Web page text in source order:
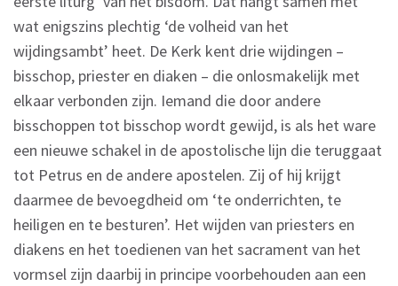
wat enigszins plechtig ‘de volheid van het
wijdingsambt’ heet. De Kerk kent drie wijdingen –
bisschop, priester en diaken – die onlosmakelijk met
elkaar verbonden zijn. Iemand die door andere
bisschoppen tot bisschop wordt gewijd, is als het ware
een nieuwe schakel in de apostolische lijn die teruggaat
tot Petrus en de andere apostelen. Zij of hij krijgt
daarmee de bevoegdheid om ‘te onderrichten, te
heiligen en te besturen’. Het wijden van priesters en
diakens en het toedienen van het sacrament van het
vormsel zijn daarbij in principe voorbehouden aan een